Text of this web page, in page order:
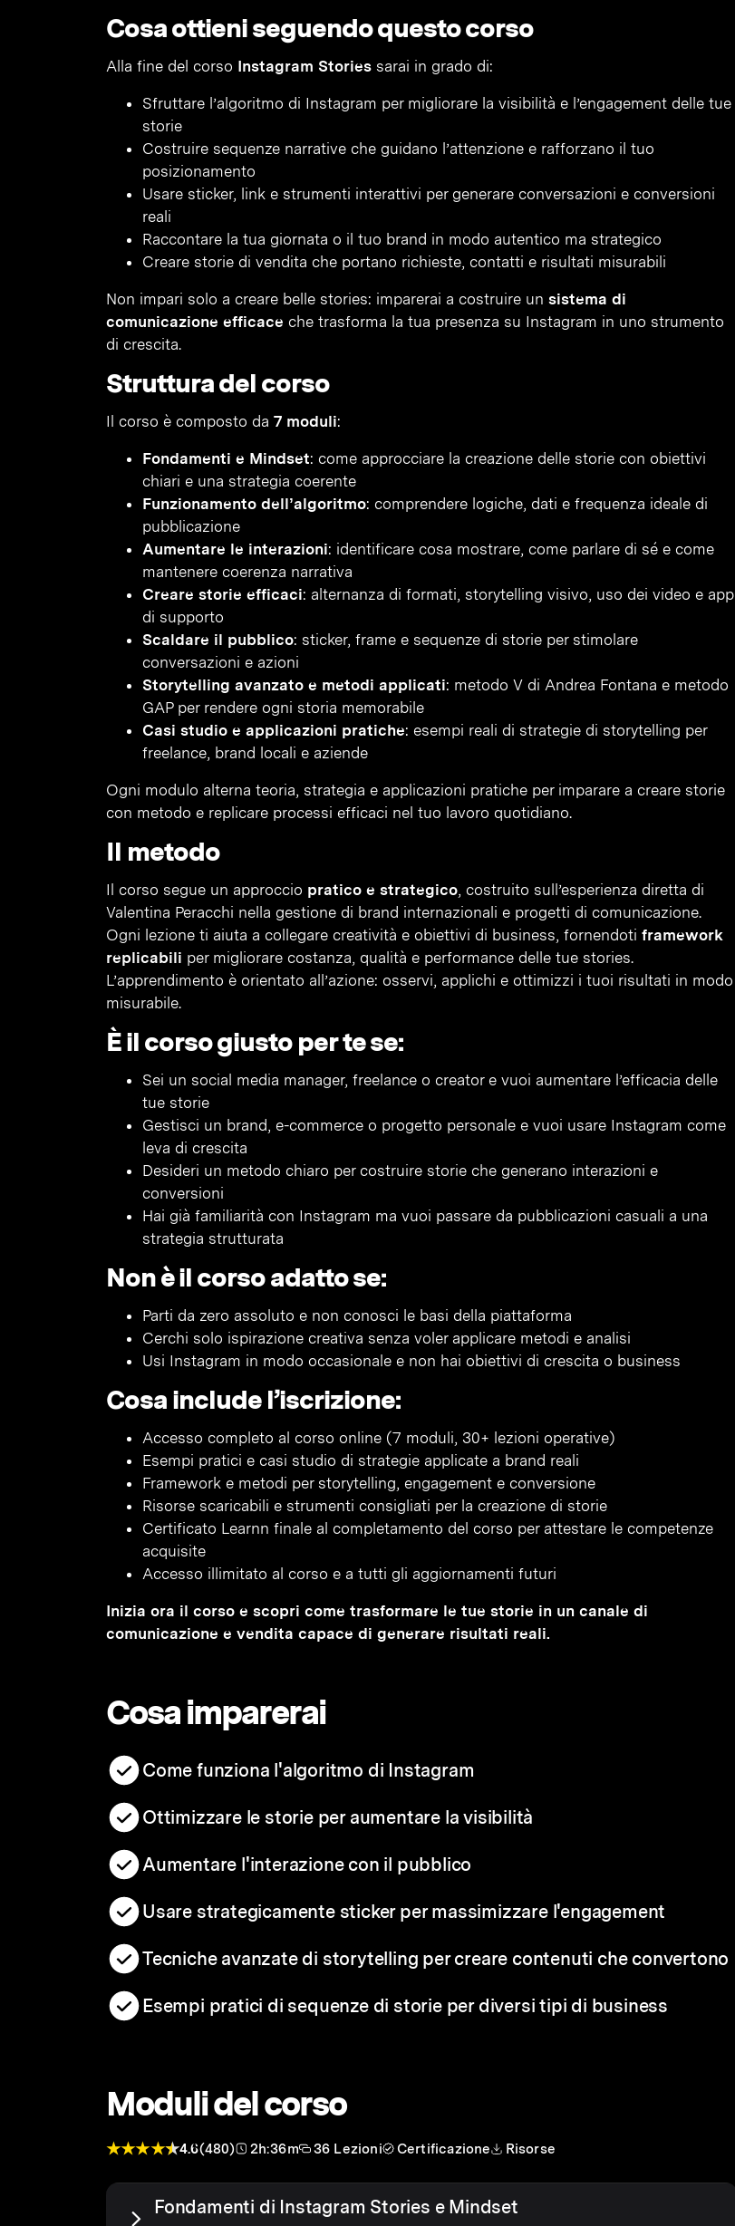
Cosa ottieni seguendo questo corso
Alla fine del corso Instagram Stories sarai in grado di:
Sfruttare l’algoritmo di Instagram per migliorare la visibilità e l’engagement delle tue
storie
Costruire sequenze narrative che guidano l’attenzione e rafforzano il tuo
posizionamento
Usare sticker, link e strumenti interattivi per generare conversazioni e conversioni
reali
Raccontare la tua giornata o il tuo brand in modo autentico ma strategico
Creare storie di vendita che portano richieste, contatti e risultati misurabili
Non impari solo a creare belle stories: imparerai a costruire un sistema di
comunicazione efficace che trasforma la tua presenza su Instagram in uno strumento
di crescita.
Struttura del corso
Il corso è composto da 7 moduli:
Fondamenti e Mindset: come approcciare la creazione delle storie con obiettivi
chiari e una strategia coerente
Funzionamento dell’algoritmo: comprendere logiche, dati e frequenza ideale di
pubblicazione
Aumentare le interazioni: identificare cosa mostrare, come parlare di sé e come
mantenere coerenza narrativa
Creare storie efficaci: alternanza di formati, storytelling visivo, uso dei video e app
di supporto
Scaldare il pubblico: sticker, frame e sequenze di storie per stimolare
conversazioni e azioni
Storytelling avanzato e metodi applicati: metodo V di Andrea Fontana e metodo
GAP per rendere ogni storia memorabile
Casi studio e applicazioni pratiche: esempi reali di strategie di storytelling per
freelance, brand locali e aziende
Ogni modulo alterna teoria, strategia e applicazioni pratiche per imparare a creare storie
con metodo e replicare processi efficaci nel tuo lavoro quotidiano.
Il metodo
Il corso segue un approccio pratico e strategico, costruito sull’esperienza diretta di
Valentina Peracchi nella gestione di brand internazionali e progetti di comunicazione.
Ogni lezione ti aiuta a collegare creatività e obiettivi di business, fornendoti framework
replicabili per migliorare costanza, qualità e performance delle tue stories.
L’apprendimento è orientato all’azione: osservi, applichi e ottimizzi i tuoi risultati in modo
misurabile.
È il corso giusto per te se:
Sei un social media manager, freelance o creator e vuoi aumentare l’efficacia delle
tue storie
Gestisci un brand, e-commerce o progetto personale e vuoi usare Instagram come
leva di crescita
Desideri un metodo chiaro per costruire storie che generano interazioni e
conversioni
Hai già familiarità con Instagram ma vuoi passare da pubblicazioni casuali a una
strategia strutturata
Non è il corso adatto se:
Parti da zero assoluto e non conosci le basi della piattaforma
Cerchi solo ispirazione creativa senza voler applicare metodi e analisi
Usi Instagram in modo occasionale e non hai obiettivi di crescita o business
Cosa include l’iscrizione:
Accesso completo al corso online (7 moduli, 30+ lezioni operative)
Esempi pratici e casi studio di strategie applicate a brand reali
Framework e metodi per storytelling, engagement e conversione
Risorse scaricabili e strumenti consigliati per la creazione di storie
Certificato Learnn finale al completamento del corso per attestare le competenze
acquisite
Accesso illimitato al corso e a tutti gli aggiornamenti futuri
Inizia ora il corso e scopri come trasformare le tue storie in un canale di
comunicazione e vendita capace di generare risultati reali.
Cosa imparerai
Come funziona l'algoritmo di Instagram
Ottimizzare le storie per aumentare la visibilità
Aumentare l'interazione con il pubblico
Usare strategicamente sticker per massimizzare l'engagement
Tecniche avanzate di storytelling per creare contenuti che convertono
Esempi pratici di sequenze di storie per diversi tipi di business
Moduli del corso
4.6(480) 2h:36m 36 Lezioni Certificazione Risorse
Fondamenti di Instagram Stories e Mindset